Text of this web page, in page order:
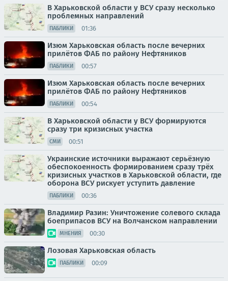
В Харьковской области у ВСУ сразу несколько
проблемных направлений
ПАБЛИКИ 01:36
Изюм Харьковская область после вечерних
прилётов ФАБ по району Нефтяников
ПАБЛИКИ 00:57
Изюм Харьковская область после вечерних
прилётов ФАБ по району Нефтяников
ПАБЛИКИ 00:54
В Харьковской области у ВСУ формируются
сразу три кризисных участка
СМИ 00:51
Украинские источники выражают серьёзную
обеспокоенность формированием сразу трёх
кризисных участков в Харьковской области, где
оборона ВСУ рискует уступить давление
ПАБЛИКИ 00:36
Владимир Разин: Уничтожение солевого склада
боеприпасов ВСУ на Волчанском направлении
МНЕНИЯ 00:30
Лозовая Харьковская область
ПАБЛИКИ 00:09